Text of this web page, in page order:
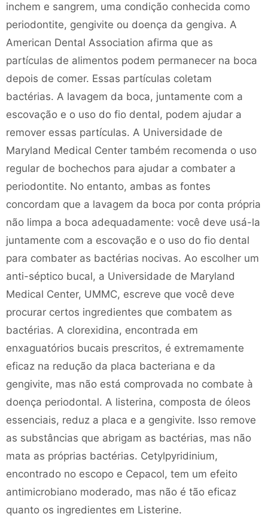
inchem e sangrem, uma condição conhecida como
periodontite, gengivite ou doença da gengiva. A
American Dental Association afirma que as
partículas de alimentos podem permanecer na boca
depois de comer. Essas partículas coletam
bactérias. A lavagem da boca, juntamente com a
escovação e o uso do fio dental, podem ajudar a
remover essas partículas. A Universidade de
Maryland Medical Center também recomenda o uso
regular de bochechos para ajudar a combater a
periodontite. No entanto, ambas as fontes
concordam que a lavagem da boca por conta própria
não limpa a boca adequadamente: você deve usá-la
juntamente com a escovação e o uso do fio dental
para combater as bactérias nocivas. Ao escolher um
anti-séptico bucal, a Universidade de Maryland
Medical Center, UMMC, escreve que você deve
procurar certos ingredientes que combatem as
bactérias. A clorexidina, encontrada em
enxaguatórios bucais prescritos, é extremamente
eficaz na redução da placa bacteriana e da
gengivite, mas não está comprovada no combate à
doença periodontal. A listerina, composta de óleos
essenciais, reduz a placa e a gengivite. Isso remove
as substâncias que abrigam as bactérias, mas não
mata as próprias bactérias. Cetylpyridinium,
encontrado no escopo e Cepacol, tem um efeito
antimicrobiano moderado, mas não é tão eficaz
quanto os ingredientes em Listerine.